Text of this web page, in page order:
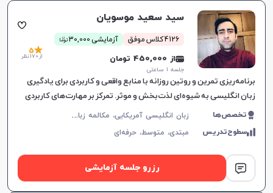
سید سعید موسویان
4126 کلاس موفق آزمایشی 30,000 توما
ن
از 450,000 تومان
جلسه ۱ ساعتی
5
از 170 نظر
برنامه‌ریزی تمرین و روتین روزانه با منابع واقعی و کاربردی برای یادگیری
زبان انگلیسی به شیوه‌ای لذت‌بخش و موثر. تمرکز بر مهارت‌های کاربردی
در زندگی روزمره.
تخصص‌ها ز
بان انگلیسی آمریکایی، مکالمه زبان انگلیسی، زبان انگلیسی عمومی، گرامر زبان انگلیسی
سطوح‌تدریس مبتدی، متوسط،حرفه‌ای
رزرو جلسه آزمایشی